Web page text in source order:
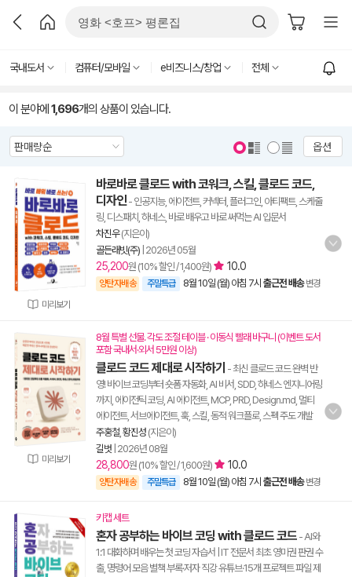
국내도서 컴퓨터/모바일 e비즈니스/창업 전체
이 분야에 1,696개의 상품이 있습니다.
옵션
미리보기
바로바로 클로드 with 코워크, 스킬, 클로드 코드,
디자인- 인공지능, 에이전트, 커넥터, 플러그인, 아티팩트, 스케줄
링, 디스패치, 하네스, 바로 배우고 바로 써먹는 AI 입문서
차진우(지은이)
골든래빗(주) 2026년 05월
25,200원 (10% 할인 / 1,400원) 10.0
양탄자배송 주말특급 8월 10일 (월) 아침 7시 출근전 배송 변경
미리보기
8월 특별 선물. 각도 조절 테이블 · 이동식 빨래 바구니 (이벤트 도서
포함 국내서·외서 5만원 이상)
클로드 코드 제대로 시작하기 - 최신 클로드 코드 완벽 반
영! 바이브 코딩부터 숏폼 자동화, AI 비서, SDD, 하네스 엔지니어링
까지, 에이전틱 코딩, AI 에이전트, MCP, PRD, Design.md, 멀티
에이전트, 서브에이전트, 훅, 스킬, 동적 워크플로, 스펙 주도 개발
주홍철 황진성 (지은이)
길벗 2026년 08월
28,800원 (10% 할인 / 1,600원) 10.0
양탄자배송 주말특급 8월 10일 (월) 아침 7시 출근전 배송 변경
키캡 세트
혼자 공부하는 바이브 코딩 with 클로드 코드 - AI와
1:1 대화하며 배우는 첫 코딩 자습서 | IT 전문서 최초 영미권 판권 수
출, 명령어 모음 별책 부록·저자 직강 유튜브·15개 프로젝트 파일 제